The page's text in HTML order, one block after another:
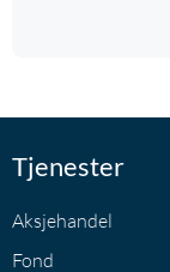
Tjenester
Aksjehandel
Fond